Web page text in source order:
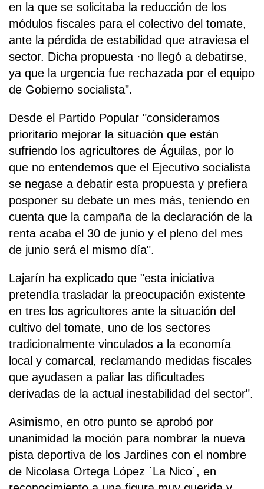
en la que se solicitaba la reducción de los
módulos fiscales para el colectivo del tomate,
ante la pérdida de estabilidad que atraviesa el
sector. Dicha propuesta ·no llegó a debatirse,
ya que la urgencia fue rechazada por el equipo
de Gobierno socialista".
Desde el Partido Popular "consideramos
prioritario mejorar la situación que están
sufriendo los agricultores de Águilas, por lo
que no entendemos que el Ejecutivo socialista
se negase a debatir esta propuesta y prefiera
posponer su debate un mes más, teniendo en
cuenta que la campaña de la declaración de la
renta acaba el 30 de junio y el pleno del mes
de junio será el mismo día".
Lajarín ha explicado que "esta iniciativa
pretendía trasladar la preocupación existente
en tres los agricultores ante la situación del
cultivo del tomate, uno de los sectores
tradicionalmente vinculados a la economía
local y comarcal, reclamando medidas fiscales
que ayudasen a paliar las dificultades
derivadas de la actual inestabilidad del sector".
Asimismo, en otro punto se aprobó por
unanimidad la moción para nombrar la nueva
pista deportiva de los Jardines con el nombre
de Nicolasa Ortega López `La Nico´, en